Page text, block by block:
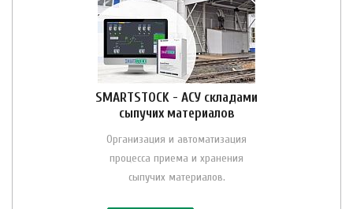
SMARTSTOCK - АСУ складами
сыпучих материалов
Организация и автоматизация
процесса приема и хранения
сыпучих материалов.